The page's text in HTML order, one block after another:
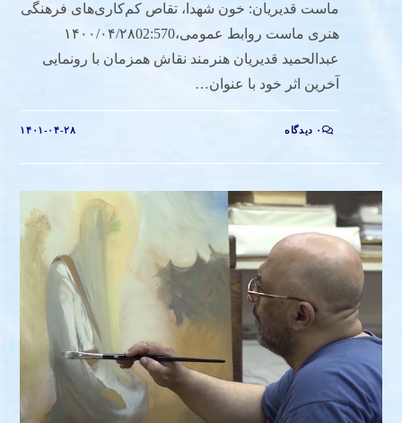
ماست قدیریان: خون شهدا، تقاص کم‌کاری‌های فرهنگی
هنری ماست روابط عمومی،۱۴۰۰/۰۴/۲۸02:570
عبدالحمید قدیریان هنرمند نقاش همزمان با رونمایی
آخرین اثر خود با عنوان…
۰ دیدگاه ۱۴۰۱-۰۴-۲۸